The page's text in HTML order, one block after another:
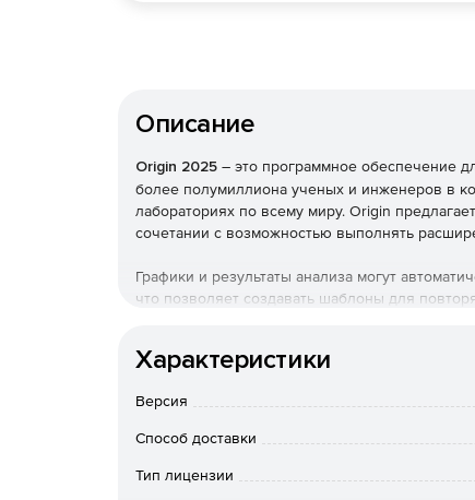
Описание
Origin 2025 – это программное обеспечение
более полумиллиона ученых и инженеров в
лабораториях по всему миру. Origin
сочетании с возможностью выполнять
Графики и результаты анализа могут
что позволяет создавать шаблоны для
также создавать пользовательские
Графическое изображение
Благодаря более чем 100 встроенным типам
Характеристики
Версия
Способ доставки
Тип лицензии